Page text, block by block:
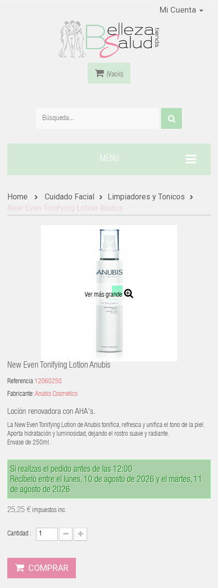
Mi Cuenta
(Vacío)
MENU
Home Cuidado Facial
Limpiadores y Tonicos
New Even Tonifying Lotion Anubis
Ver más grande
New Even Tonifying Lotion Anubis
Referencia 12060250
Fabricante:Anubis Cosmetics
Loción renovadora con AHA's.
La New Even Tonifying Lotion de Anubis tonifica, refresca y unifica el tono de la piel.
Aporta hidratación y luminosidad, dejando el rostro suave y radiante.
Envase de 250ml.
Si realizas el pedido antes de las 12:00
Recíbelo entre el lunes, 10 de agosto de 2026 y el martes, 11
de agosto de 2026
25,25 € impuestos inc.
Cantidad :
COMPRAR